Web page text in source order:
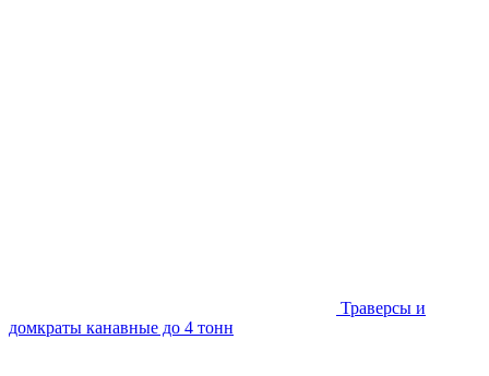
Траверсы и
домкраты канавные до 4 тонн